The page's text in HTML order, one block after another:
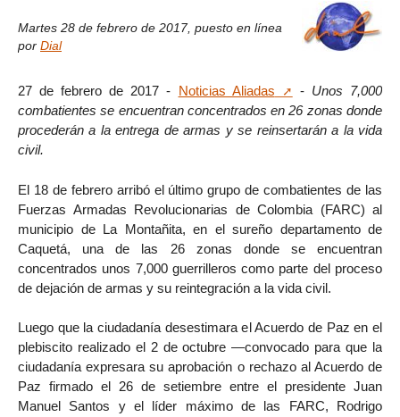
Martes 28 de febrero de 2017, puesto en línea
por Dial
27 de febrero de 2017 - Noticias Aliadas - Unos 7,000
combatientes se encuentran concentrados en 26 zonas donde
procederán a la entrega de armas y se reinsertarán a la vida
civil.
El 18 de febrero arribó el último grupo de combatientes de las
Fuerzas Armadas Revolucionarias de Colombia (FARC) al
municipio de La Montañita, en el sureño departamento de
Caquetá, una de las 26 zonas donde se encuentran
concentrados unos 7,000 guerrilleros como parte del proceso
de dejación de armas y su reintegración a la vida civil.
Luego que la ciudadanía desestimara el Acuerdo de Paz en el
plebiscito realizado el 2 de octubre —convocado para que la
ciudadanía expresara su aprobación o rechazo al Acuerdo de
Paz firmado el 26 de setiembre entre el presidente Juan
Manuel Santos y el líder máximo de las FARC, Rodrigo